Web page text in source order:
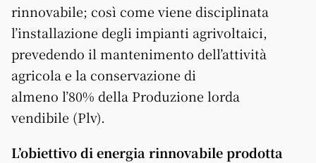
rinnovabile; così come viene disciplinata
l’installazione degli impianti agrivoltaici,
prevedendo il mantenimento dell’attività
agricola e la conservazione di
almeno l’80% della Produzione lorda
vendibile (Plv).
L’obiettivo di energia rinnovabile prodotta